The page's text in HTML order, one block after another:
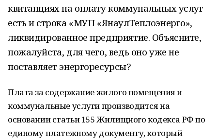
квитанциях на оплату коммунальных услуг
есть и строка «МУП «ЯнаулТеплоэнерго»,
ликвидированное предприятие. Объясните,
пожалуйста, для чего, ведь оно уже не
поставляет энергоресурсы?
Плата за содержание жилого помещения и
коммунальные услуги производится на
основании статьи 155 Жилищного кодекса РФ по
единому платежному документу, который